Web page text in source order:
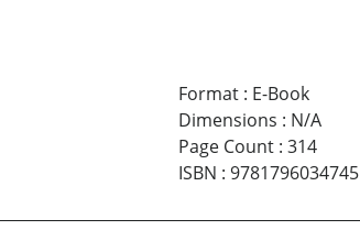
Format: E-Book
Dimensions : N/A
Page Count: 314
ISBN : 9781796034745